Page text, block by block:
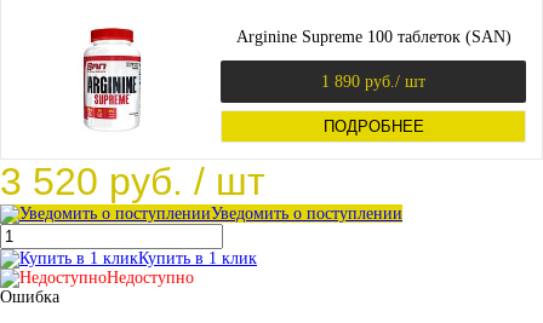
Arginine Supreme 100 таблеток (SAN)
1 890 руб. / шт
ПОДРОБНЕЕ
3 520 руб. / шт
Уведомить о поступлении
Купить в 1 клик
Недоступно
Ошибка